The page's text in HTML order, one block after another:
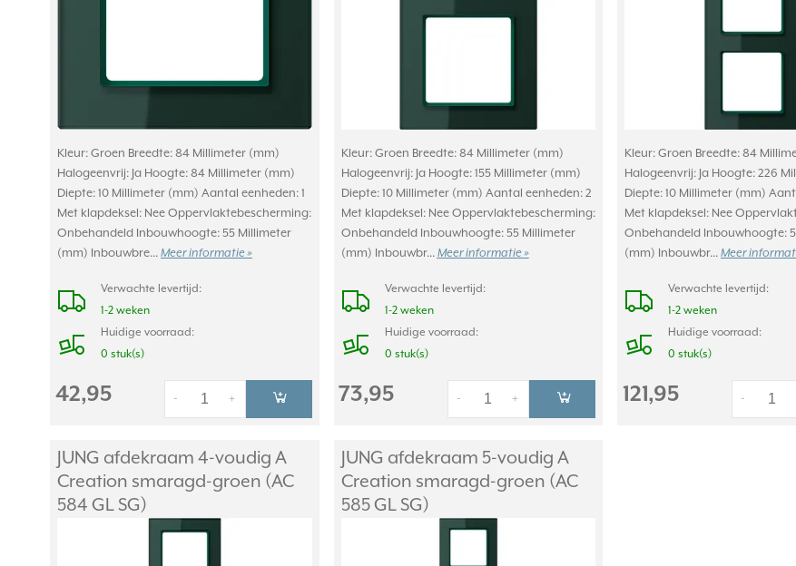
Kleur: Groen Breedte: 84 Millimeter (mm)
Halogeenvrij: Ja Hoogte: 84 Millimeter (mm)
Diepte: 10 Millimeter (mm) Aantal eenheden: 1
Met klapdeksel: Nee Oppervlaktebescherming:
Onbehandeld Inbouwhoogte: 55 Millimeter
(mm) Inbouwbre... Meer informatie »
Verwachte levertijd:
1-2 weken
Huidige voorraad:
0 stuk(s)
42,95 +
-
Kleur: Groen Breedte: 84 Millimeter (mm)
Halogeenvrij: Ja Hoogte: 155 Millimeter (mm)
Diepte: 10 Millimeter (mm) Aantal eenheden: 2
Met klapdeksel: Nee Oppervlaktebescherming:
Onbehandeld Inbouwhoogte: 55 Millimeter
(mm) Inbouwbr... Meer informatie »
Verwachte levertijd:
1-2 weken
Huidige voorraad:
0 stuk(s)
73,95 +
-
Kleur: Groen Breedte: 84
Halogeenvrij: Ja Hoogte: 226
Diepte: 10 Millimeter (mm)
Met klapdeksel: Nee
Onbehandeld Inbouwhoogte:
(mm) Inbouwbr... Meer
Verwachte levertijd:
1-2 weken
Huidige voorraad:
0 stuk(s)
121,95 -
JUNG afdekraam 4-voudig A
Creation smaragd-groen (AC
584 GL SG)
JUNG afdekraam 5-voudig A
Creation smaragd-groen (AC
585 GL SG)